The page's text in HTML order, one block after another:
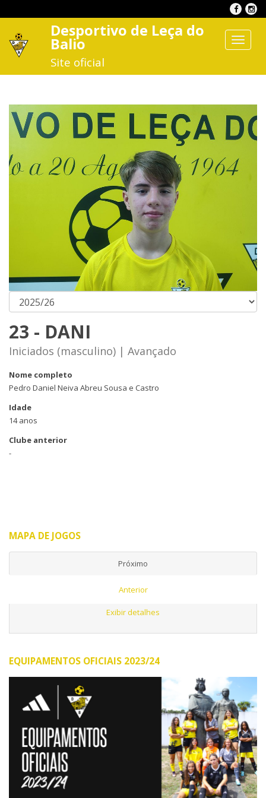
Toggle
Desportivo de Leça do
Balio
Site oficial
23 - DANI
Iniciados (masculino) | Avançado
Nome completo
Pedro Daniel Neiva Abreu Sousa e Castro
Idade
14 anos
Clube anterior
-
MAPA DE JOGOS
Próximo
Anterior
Exibir detalhes
EQUIPAMENTOS OFICIAIS 2023/24